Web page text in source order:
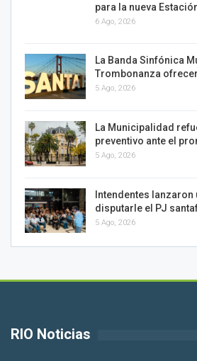
para la nueva
6 Ago, 2026
La Banda Sinfónica
Trombonanza
5 Ago, 2026
La Municipalidad
preventivo ante el
5 Ago, 2026
Intendentes
disputarle el PJ
5 Ago, 2026
RIO Noticias